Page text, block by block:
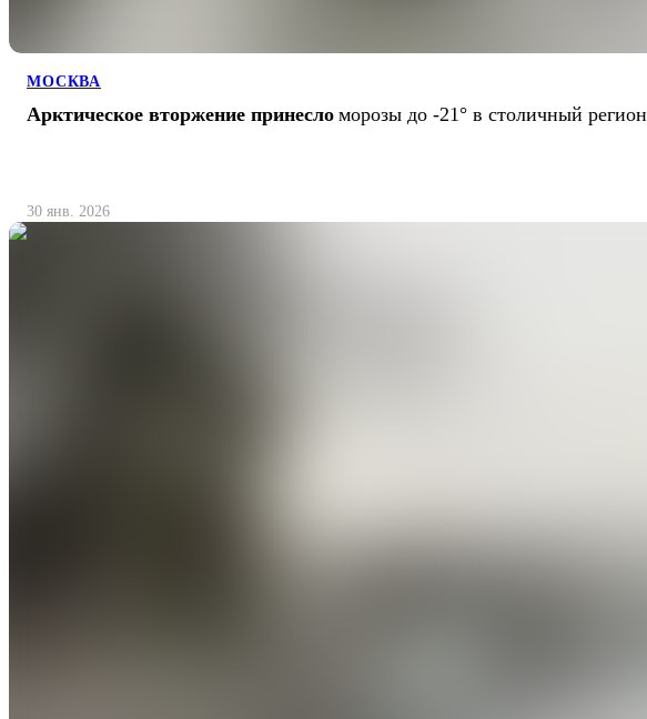
МОСКВА
Арктическое вторжение принесло морозы до -21° в столичный регион
30 янв. 2026